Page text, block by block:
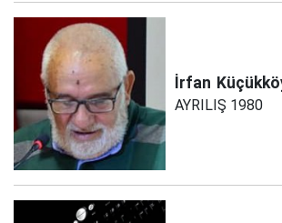
İrfan
AYRILIŞ 1980